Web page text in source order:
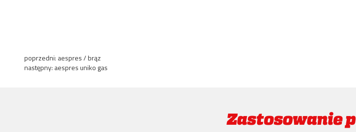
poprzedni: aespres / brąz
następny: aespres uniko gas
Zastosowanie